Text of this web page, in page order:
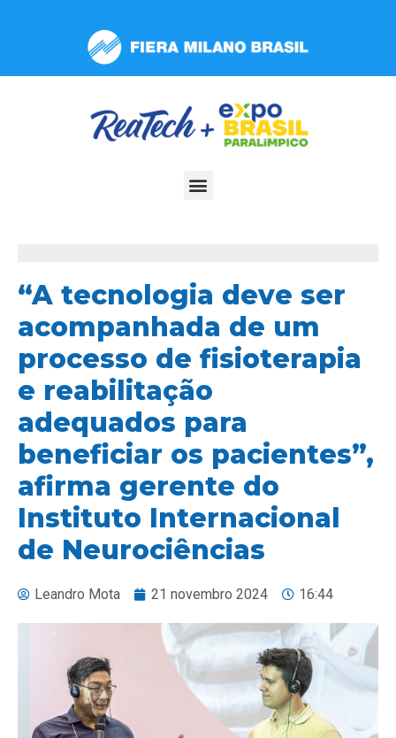
inclui
“A tecnologia deve ser
acompanhada de um
processo de fisioterapia
e reabilitação
adequados para
beneficiar os pacientes”,
afirma gerente do
Instituto Internacional
de Neurociências
Leandro Mota 21 novembro 2024 16:44